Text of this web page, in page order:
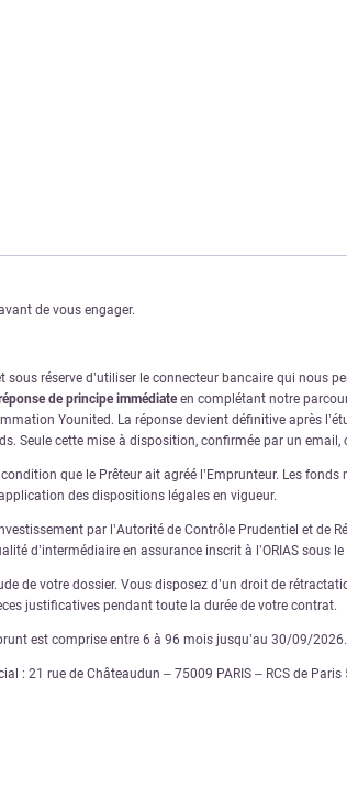
de vous engager.
réserve d’utiliser le connecteur bancaire qui nous
de principe immédiateen complétant notre
Younited. La réponse devient définitive après
Seule cette mise à disposition, confirmée par un
que le Prêteur ait agréé l’Emprunteur. Les
des dispositions légales en vigueur.
par l’Autorité de Contrôle Prudentiel et de
d’intermédiaire en assurance inscrit à l’ORIAS sous
de votre dossier. Vous disposez d’un droit de
justificatives pendant toute la durée de votre contrat.
est comprise entre 6 à 96 mois jusqu’au 30/09/2026.
: 21 rue de Châteaudun – 75009 PARIS – RCS de Paris